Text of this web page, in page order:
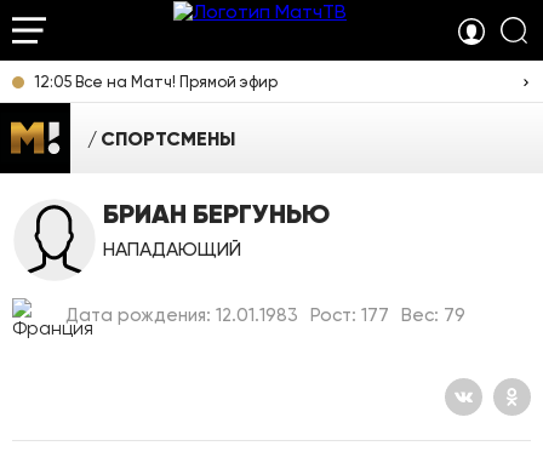
12:05 Все на Матч! Прямой эфир
СПОРТСМЕНЫ
БРИАН БЕРГУНЬЮ
НАПАДАЮЩИЙ
Дата рождения: 12.01.1983 Рост: 177 Вес: 79